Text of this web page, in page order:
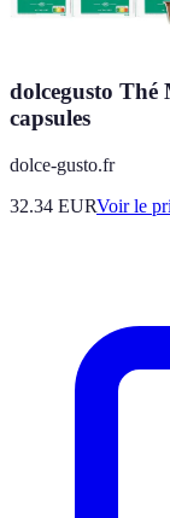
dolcegusto Thé
capsules
dolce-gusto.fr
32.34 EURVoir le